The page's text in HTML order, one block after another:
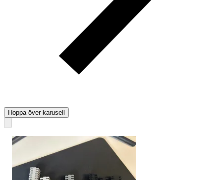
Hoppa över karusell